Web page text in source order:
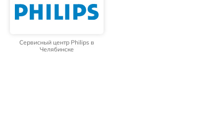
Сервисный центр Philips в
Челябинске